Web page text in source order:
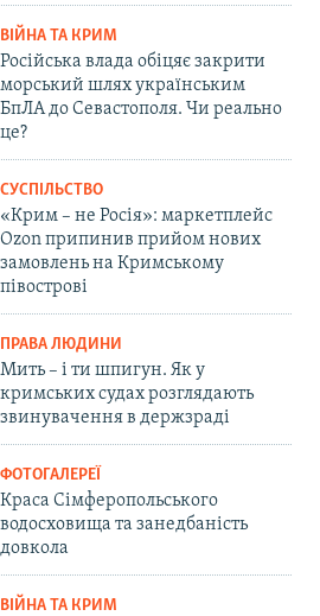
ВІЙНА ТА КРИМ
Російська влада обіцяє закрити
морський шлях українським
БпЛА до Севастополя. Чи реально
це?
СУСПІЛЬСТВО
«Крим – не Росія»: маркетплейс
Ozon припинив прийом нових
замовлень на Кримському
півострові
ПРАВА ЛЮДИНИ
Мить – і ти шпигун. Як у
кримських судах розглядають
звинувачення в держзраді
ФОТОГАЛЕРЕЇ
Краса Сімферопольського
водосховища та занедбаність
довкола
ВІЙНА ТА КРИМ